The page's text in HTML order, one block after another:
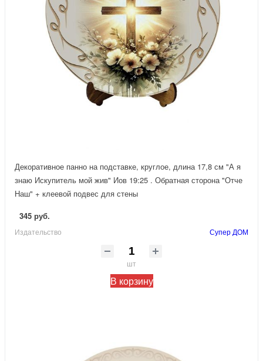
Декоративное панно на подставке, круглое, длина 17,8 см "А я
знаю Искупитель мой жив" Иов 19:25 . Обратная сторона "Отче
Наш" + клеевой подвес для стены
345 руб.
Издательство Супер ДОМ
шт
В корзину